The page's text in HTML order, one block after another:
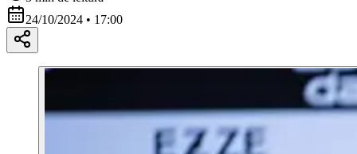
24/10/2024 • 17:00